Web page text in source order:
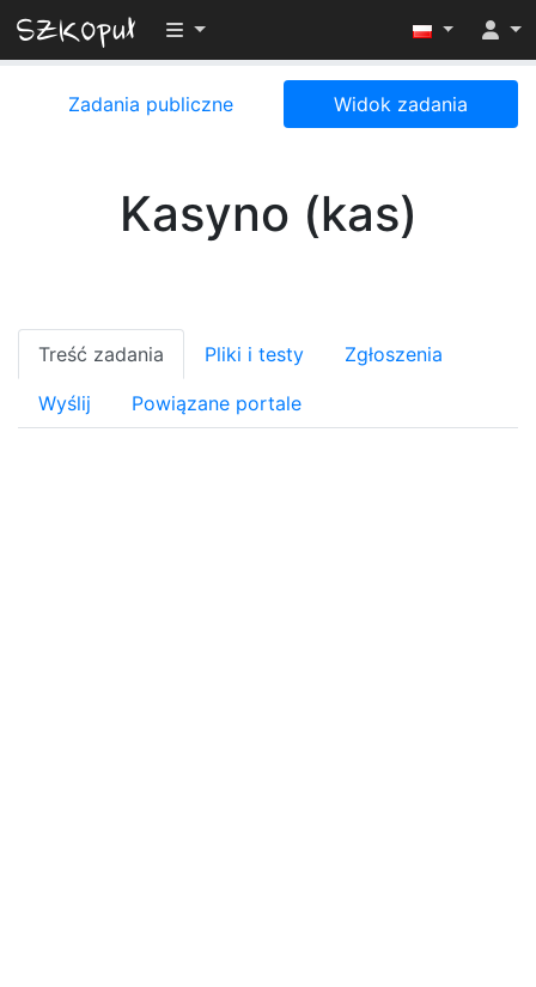
Przełącz widoczność menu
Zadania publiczne Widok zadania
Kasyno (kas)
Treść zadania Pliki i testy Zgłoszenia
Wyślij Powiązane portale